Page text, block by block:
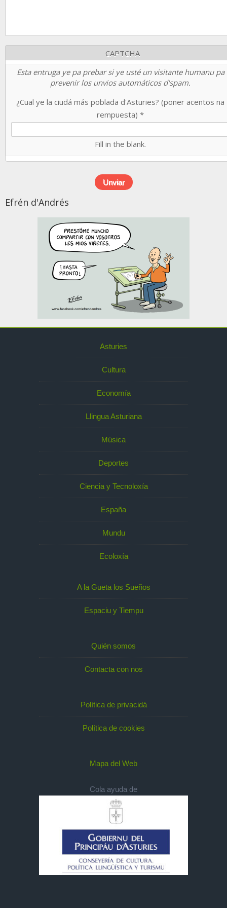
CAPTCHA
Esta entruga ye pa prebar si ye usté un visitante humanu pa
prevenir los unvios automáticos d'spam.
¿Cual ye la ciudá más poblada d'Asturies? (poner acentos na
rempuesta) *
Fill in the blank.
Efrén d'Andrés
Asturies
Cultura
Economía
Llingua Asturiana
Música
Deportes
Ciencia y Tecnoloxía
España
Mundu
Ecoloxía
A la Gueta los Sueños
Espaciu y Tiempu
Quién somos
Contacta con nos
Política de privacidá
Política de cookies
Mapa del Web
Cola ayuda de